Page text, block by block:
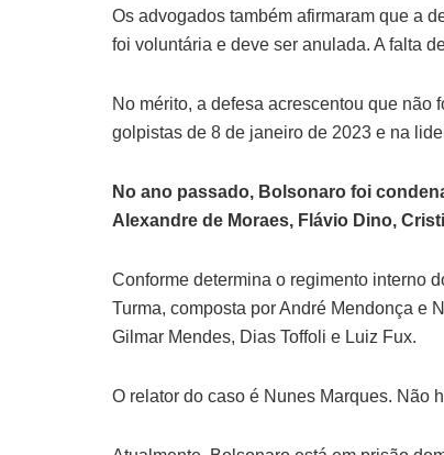
Os advogados também afirmaram que a
foi voluntária e deve ser anulada. A falta
No mérito, a defesa acrescentou que
golpistas de 8 de janeiro de 2023 e na
No ano passado, Bolsonaro foi
Alexandre de Moraes, Flávio Dino,
Conforme determina o regimento interno
Turma, composta por André Mendonça e
Gilmar Mendes, Dias Toffoli e Luiz Fux.
O relator do caso é Nunes Marques. Não